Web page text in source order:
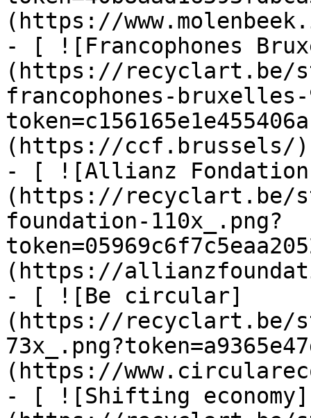
(https://
- [ ![Francophones
(https://recyclart.be/
francophones-bruxelles-
(https://ccf.brussels/)
- [ ![Allianz
(https://recyclart.be/
foundation-110x_.png?
(https://
- [ ![Be circular]
(https://recyclart.be/
(https://
- [ ![Shifting economy]